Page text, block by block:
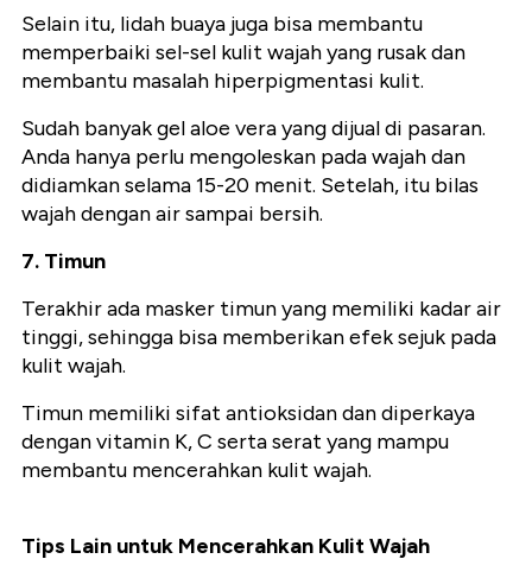
Selain itu, lidah buaya juga bisa membantu
memperbaiki sel-sel kulit wajah yang rusak dan
membantu masalah hiperpigmentasi kulit.
Sudah banyak gel aloe vera yang dijual di pasaran.
Anda hanya perlu mengoleskan pada wajah dan
didiamkan selama 15-20 menit. Setelah, itu bilas
wajah dengan air sampai bersih.
7. Timun
Terakhir ada masker timun yang memiliki kadar air
tinggi, sehingga bisa memberikan efek sejuk pada
kulit wajah.
Timun memiliki sifat antioksidan dan diperkaya
dengan vitamin K, C serta serat yang mampu
membantu mencerahkan kulit wajah.
Tips Lain untuk Mencerahkan Kulit Wajah